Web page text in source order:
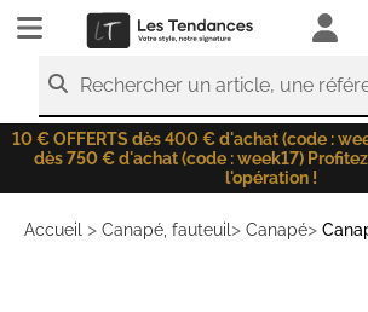
LesTendances.fr
Rechercher un article, une
10 € OFFERTS dès 400 € d'achat (code :
dès 750 € d'achat (code : week17)
l'opération !
Accueil > Canapé, fauteuil > Canapé>